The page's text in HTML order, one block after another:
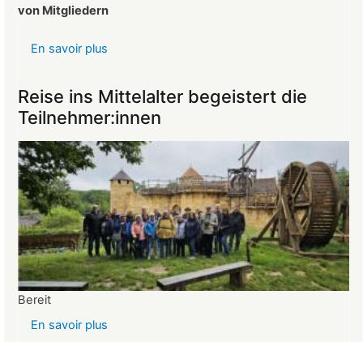
von Mitgliedern
En savoir plus
der
Mitgliederversammlung
vom
26.03.2025
Reise ins Mittelalter begeistert die
Teilnehmer:innen
Bereit
En savoir plus